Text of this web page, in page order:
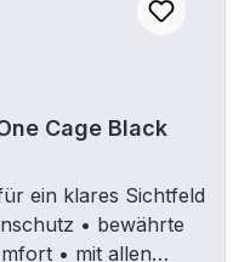
Cage Black
ein klares Sichtfeld
• bewährte
• mit allen